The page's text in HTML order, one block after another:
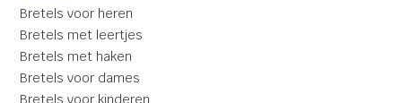
Bretels voor heren
Bretels met leertjes
Bretels met haken
Bretels voor dames
Bretels voor kinderen